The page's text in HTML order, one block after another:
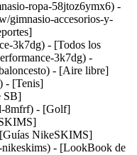
ropa-58jtoz6ymx6) -
gimnasio-accesorios-y-
3k7dg) - [Todos los
3k7dg) -
- [Aire libre]
- [Tenis]
SB]
8mfrf) - [Golf]
NikeSKIMS]
- [LookBook de